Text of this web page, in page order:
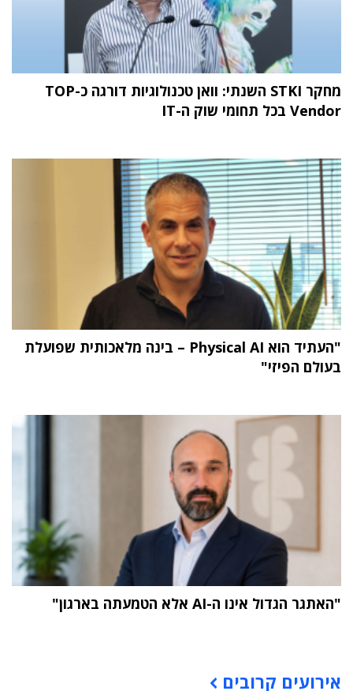
מחקר STKI השנתי: וואן טכנולוגיות דורגה כ-TOP
Vendor בכל תחומי שוק ה-IT
"העתיד הוא Physical AI – בינה מלאכותית שפועלת
בעולם הפיזי"
"האתגר הגדול אינו ה-AI אלא הטמעתה בארגון"
אירועים קרובים